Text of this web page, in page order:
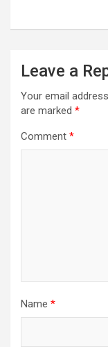
Leave a
Your email
are marked *
Comment *
Name *